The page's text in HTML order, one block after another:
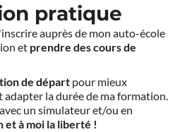
pratique
auprès de mon auto-école
et prendre des cours de
de départ pour mieux
adapter la durée de ma formation.
avec un simulateur et/ou en
et à moi la liberté !